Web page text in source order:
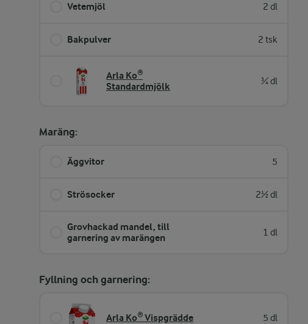
Vetemjöl 2 dl
Bakpulver 2 tsk
Arla Ko®
Standardmjölk
¾ dl
Maräng:
Äggvitor 5
Strösocker 2½ dl
Grovhackad mandel, till
garnering av marängen
1 dl
Fyllning och garnering:
Arla Ko® Vispgrädde 5 dl